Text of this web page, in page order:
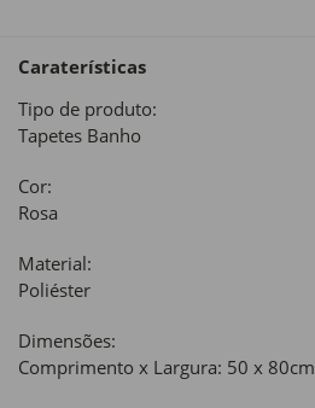
Caraterísticas
Tipo de produto:
Tapetes Banho
Cor:
Rosa
Material:
Poliéster
Dimensões:
Comprimento x Largura: 50 x 80cm